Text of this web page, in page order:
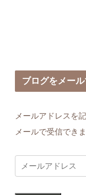
ブログをメール
メールアドレスを
メールで受信できま